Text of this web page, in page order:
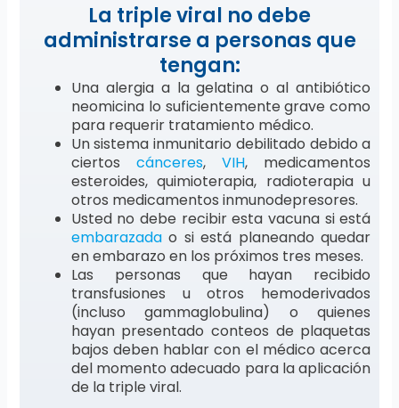
La triple viral no debe
administrarse a personas que
tengan:
Una alergia a la gelatina o al antibiótico
neomicina lo suficientemente grave como
para requerir tratamiento médico.
Un sistema inmunitario debilitado debido a
ciertos cánceres,VIH, medicamentos
esteroides, quimioterapia, radioterapia u
otros medicamentos inmunodepresores.
Usted no debe recibir esta vacuna si está
embarazadao si está planeando quedar
en embarazo en los próximos tres meses.
Las personas que hayan recibido
transfusiones u otros hemoderivados
(incluso gammaglobulina) o quienes
hayan presentado conteos de plaquetas
bajos deben hablar con el médico acerca
del momento adecuado para la aplicación
de la triple viral.